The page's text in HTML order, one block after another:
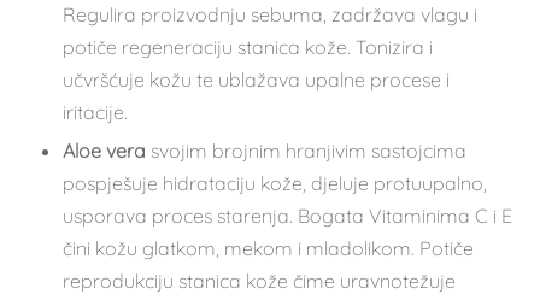
Regulira proizvodnju sebuma, zadržava vlagu i
potiče regeneraciju stanica kože. Tonizira i
učvršćuje kožu te ublažava upalne procese i
iritacije.
Aloe vera svojim brojnim hranjivim sastojcima
pospješuje hidrataciju kože, djeluje protuupalno,
usporava proces starenja. Bogata Vitaminima C i E
čini kožu glatkom, mekom i mladolikom. Potiče
reprodukciju stanica kože čime uravnotežuje